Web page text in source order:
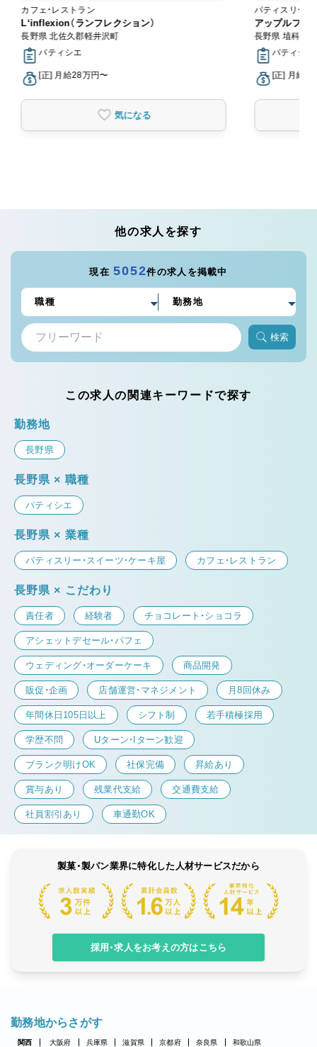
カフェ・レストラン
L‘inflexion（ランフレクション）
長野県 北佐久郡軽井沢町
パティシエ
[正] 月給28万円〜
気になる
アップルファ
長野県 埴科郡
パティシエ
[正] 月給
他の求人を探す
現在5052件の求人を掲載中
検索
この求人の関連キーワードで探す
勤務地
長野県
長野県 × 職種
パティシエ
長野県 × 業種
パティスリー・スイーツ・ケーキ屋 カフェ・レストラン
長野県 × こだわり
責任者 経験者 チョコレート・ショコラ
アシェットデセール・パフェ
ウェディング・オーダーケーキ 商品開発
販促・企画 店舗運営・マネジメント 月8回休み
年間休日105日以上 シフト制 若手積極採用
学歴不問 Uターン・Iターン歓迎
ブランク明けOK 社保完備 昇給あり
賞与あり 残業代支給 交通費支給
社員割引あり 車通勤OK
製菓・製パン業界に特化した人材サービスだから
採用・求人をお考えの方はこちら
勤務地からさがす
関西 大阪府 兵庫県 滋賀県 京都府 奈良県 和歌山県